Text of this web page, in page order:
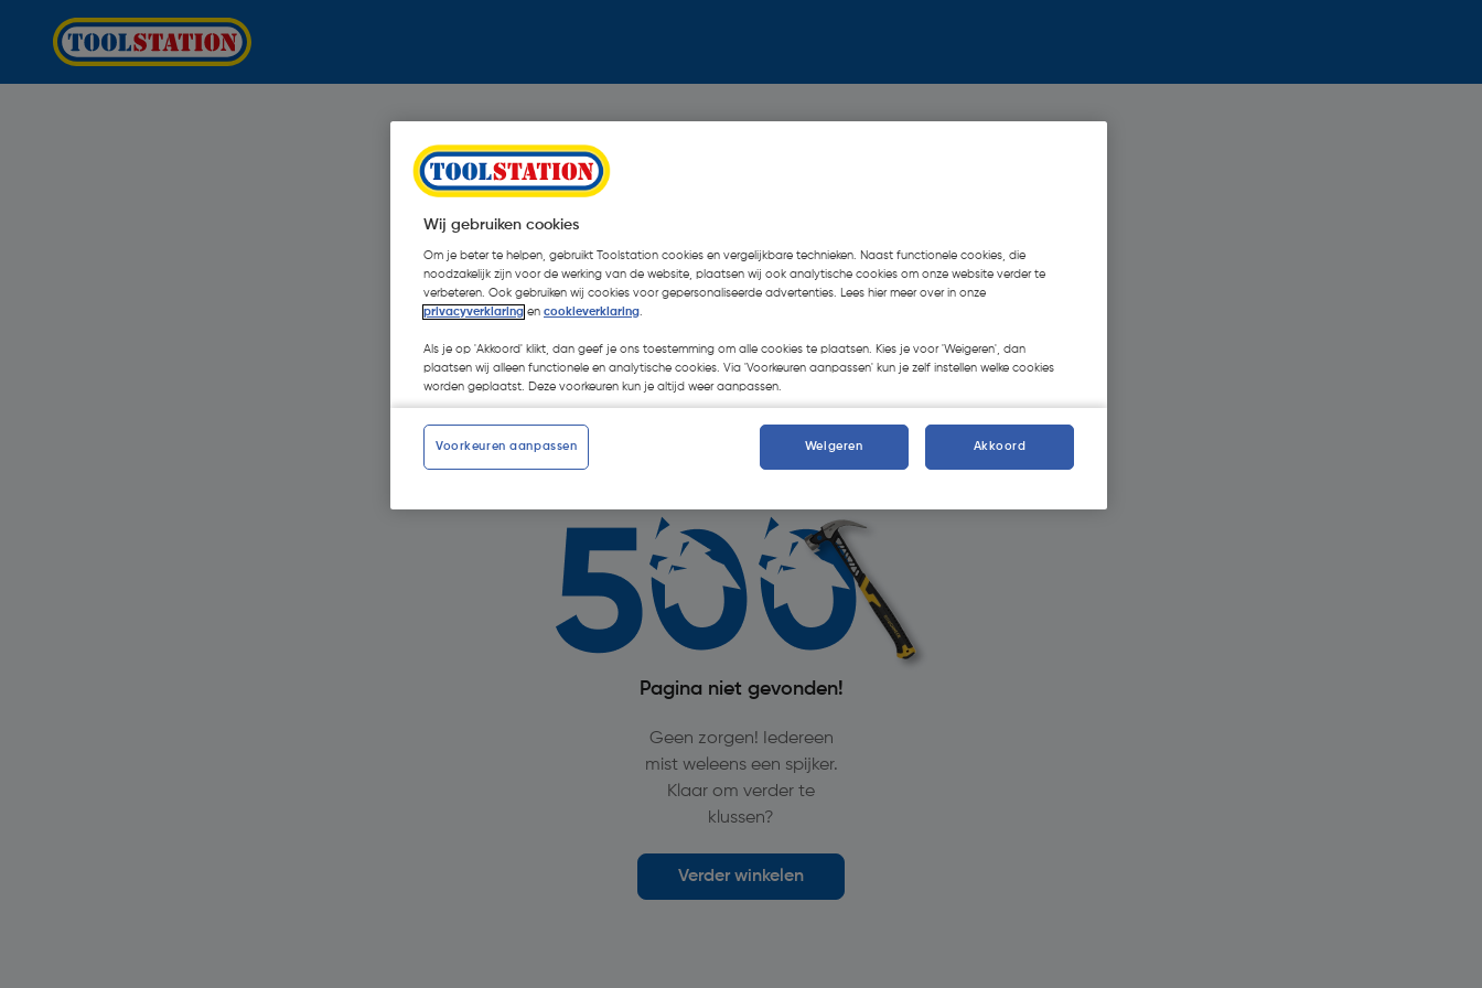
Oops!
Pagina niet gevonden!
Geen zorgen! Iedereen
mist weleens een spijker.
Klaar om verder te
klussen?
Verder winkelen
Wij gebruiken cookies
Om je beter te helpen, gebruikt Toolstation cookies en vergelijkbare technieken. Naast functionele cookies, die
noodzakelijk zijn voor de werking van de website, plaatsen wij ook analytische cookies om onze website verder te
verbeteren. Ook gebruiken wij cookies voor gepersonaliseerde advertenties. Lees hier meer over in onze
privacyverklaring en cookieverklaring.
Als je op 'Akkoord' klikt, dan geef je ons toestemming om alle cookies te plaatsen. Kies je voor 'Weigeren', dan
plaatsen wij alleen functionele en analytische cookies. Via 'Voorkeuren aanpassen' kun je zelf instellen welke cookies
worden geplaatst. Deze voorkeuren kun je altijd weer aanpassen.
Voorkeuren aanpassen Weigeren Akkoord